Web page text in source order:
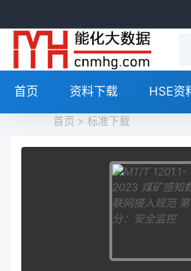
首页 资料下载 HSE资
首页 > 标准下载